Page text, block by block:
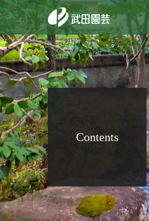
Contents